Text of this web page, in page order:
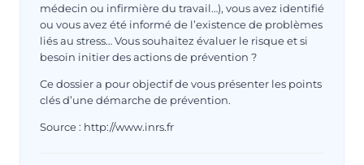
médecin ou infirmière du travail…), vous avez identifié
ou vous avez été informé de l’existence de problèmes
liés au stress… Vous souhaitez évaluer le risque et si
besoin initier des actions de prévention ?
Ce dossier a pour objectif de vous présenter les points
clés d’une démarche de prévention.
Source : http://www.inrs.fr